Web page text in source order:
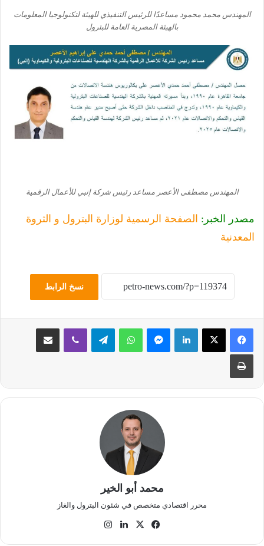
المهندس محمد محمود مساعدًا للرئيس التنفيذي للهيئة لتكنولوجيا المعلومات
بالهيئة المصرية العامة للبترول
المهندس مصطفى الأعصر مساعد رئيس شركة إنبي للأعمال الرقمية
مصدر الخبر: الصفحة الرسمية لوزارة البترول و الثروة
المعدنية
نسخ الرابط
لينكدإن ماسنجر واتساب تيلقرام ڤايبر مشاركة عبر البريد
طباعة
محمد أبو الخير
محرر اقتصادي متخصص في شئون البترول والغاز
فيسبوك
‫X لينكدإن